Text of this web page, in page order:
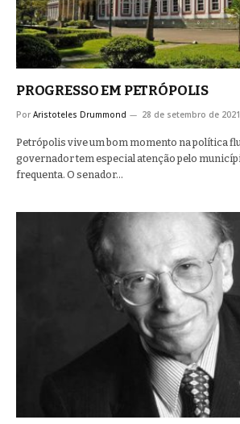
PROGRESSO EM PETRÓPOLIS
Por Aristoteles Drummond 28 de setembro de 2021
Petrópolis vive um bom momento na política
governador tem especial atenção pelo
frequenta. O senador…